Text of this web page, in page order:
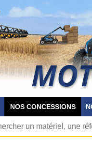
NOS CONCESSIONS